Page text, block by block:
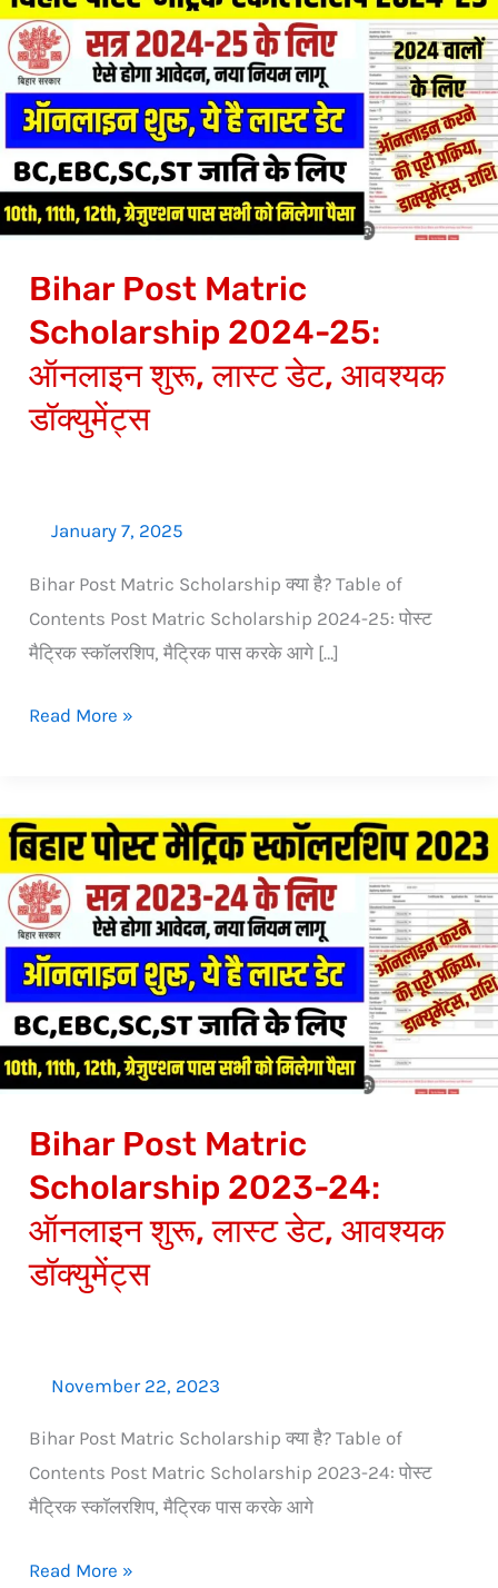
Bihar Post Matric
Scholarship 2024-25:
ऑनलाइन शुरू, लास्ट डेट, आवश्यक
डॉक्युमेंट्स
January 7, 2025
Bihar Post Matric Scholarship क्या है? Table of
Contents Post Matric Scholarship 2024-25: पोस्ट
मैट्रिक स्कॉलरशिप, मैट्रिक पास करके आगे […]
Post
Matric
Scholarship
2024-
25:
ऑनलाइन
शुरू,
डेट,
आवश्यक
डॉक्युमेंट्स
Read More »
Bihar Post Matric
Scholarship 2023-24:
ऑनलाइन शुरू, लास्ट डेट, आवश्यक
डॉक्युमेंट्स
November 22, 2023
Bihar Post Matric Scholarship क्या है? Table of
Contents Post Matric Scholarship 2023-24: पोस्ट
मैट्रिक स्कॉलरशिप, मैट्रिक पास करके आगे
Bihar
Post
Matric
Scholarship
2023-
24:
ऑनलाइन
शुरू,
डेट,
आवश्यक
डॉक्युमेंट्स
Read More »